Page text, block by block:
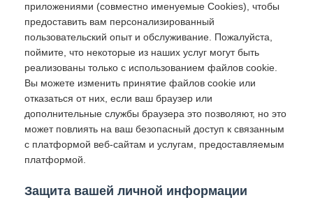
приложениями (совместно именуемые Cookies), чтобы
предоставить вам персонализированный
пользовательский опыт и обслуживание. Пожалуйста,
поймите, что некоторые из наших услуг могут быть
реализованы только с использованием файлов cookie.
Вы можете изменить принятие файлов cookie или
отказаться от них, если ваш браузер или
дополнительные службы браузера это позволяют, но это
может повлиять на ваш безопасный доступ к связанным
с платформой веб-сайтам и услугам, предоставляемым
платформой.
Защита вашей личной информации